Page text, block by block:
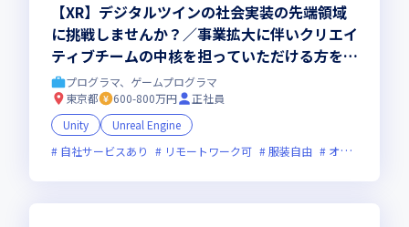
【XR】デジタルツインの社会実装の先端領域
に挑戦しませんか？／事業拡大に伴いクリエイ
ティブチームの中核を担っていただける方を募
集／自社プロダクト案件およびプライム案件の
み
プログラマ、ゲームプログラマ
東京都
600-800万円
正社員
Unity
Unreal Engine
自社サービスあり
リモートワーク可 服装自由 オンライン選考可